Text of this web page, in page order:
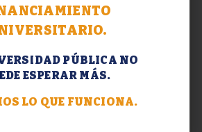
PÚBLICA NO
ESPERAR MÁS.
LO QUE FUNCIONA.
Diplomaturas 2026.